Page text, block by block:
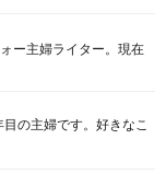
ー主婦ライター。現在
の主婦です。好きなこ